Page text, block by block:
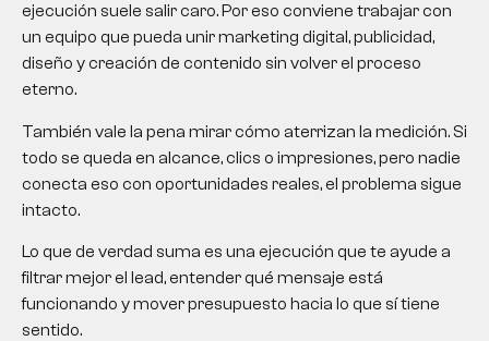
ejecución suele salir caro. Por eso conviene trabajar con
un equipo que pueda unir marketing digital, publicidad,
diseño y creación de contenido sin volver el proceso
eterno.
También vale la pena mirar cómo aterrizan la medición. Si
todo se queda en alcance, clics o impresiones, pero nadie
conecta eso con oportunidades reales, el problema sigue
intacto.
Lo que de verdad suma es una ejecución que te ayude a
filtrar mejor el lead, entender qué mensaje está
funcionando y mover presupuesto hacia lo que sí tiene
sentido.